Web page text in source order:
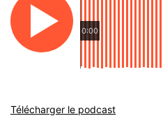
0:00
Télécharger le podcast